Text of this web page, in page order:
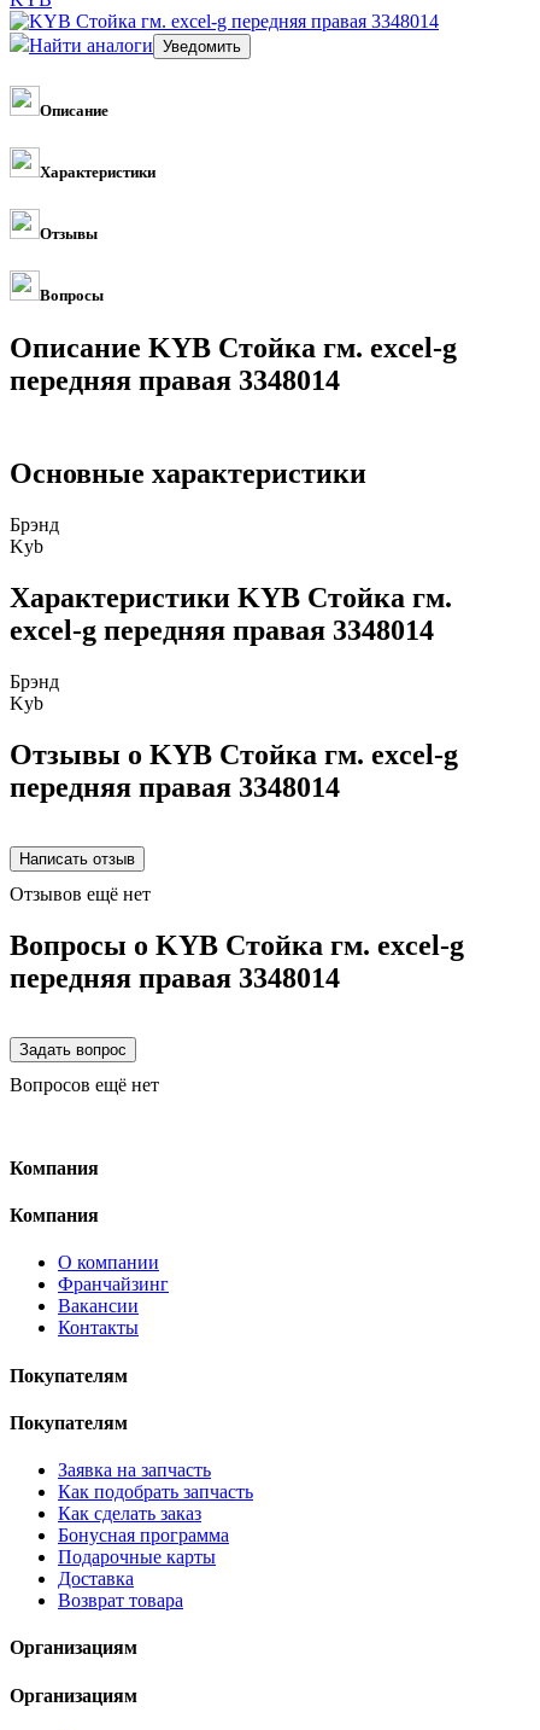
Найти аналоги
Описание
Характеристики
Отзывы
Вопросы
Описание KYB Стойка гм. excel-g
передняя правая 3348014
Основные характеристики
Брэнд
Kyb
Характеристики KYB Стойка гм.
excel-g передняя правая 3348014
Брэнд
Kyb
Отзывы о KYB Стойка гм. excel-g
передняя правая 3348014
Отзывов ещё нет
Вопросы о KYB Стойка гм. excel-g
передняя правая 3348014
Вопросов ещё нет
Компания
Компания
О компании
Франчайзинг
Вакансии
Контакты
Покупателям
Покупателям
Заявка на запчасть
Как подобрать запчасть
Как сделать заказ
Бонусная программа
Подарочные карты
Доставка
Возврат товара
Организациям
Организациям